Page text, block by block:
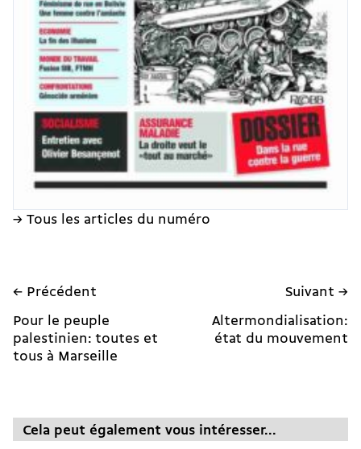
→ Tous les articles du numéro
← Précédent
Pour le peuple
palestinien: toutes et
tous à Marseille
Suivant →
Altermondialisation:
état du mouvement
Cela peut également vous intéresser...